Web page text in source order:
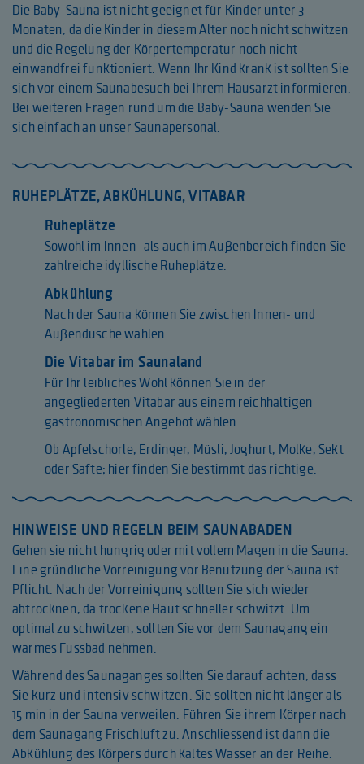
Die Baby-Sauna ist nicht geeignet für Kinder unter 3
Monaten, da die Kinder in diesem Alter noch nicht schwitzen
und die Regelung der Körpertemperatur noch nicht
einwandfrei funktioniert. Wenn Ihr Kind krank ist sollten Sie
sich vor einem Saunabesuch bei Ihrem Hausarzt informieren.
Bei weiteren Fragen rund um die Baby-Sauna wenden Sie
sich einfach an unser Saunapersonal.
RUHEPLÄTZE, ABKÜHLUNG, VITABAR
Ruheplätze
Sowohl im Innen- als auch im Außenbereich finden Sie
zahlreiche idyllische Ruheplätze.
Abkühlung
Nach der Sauna können Sie zwischen Innen- und
Außendusche wählen.
Die Vitabar im Saunaland
Für Ihr leibliches Wohl können Sie in der
angegliederten Vitabar aus einem reichhaltigen
gastronomischen Angebot wählen.
Ob Apfelschorle, Erdinger, Müsli, Joghurt, Molke, Sekt
oder Säfte; hier finden Sie bestimmt das richtige.
HINWEISE UND REGELN BEIM SAUNABADEN
Gehen sie nicht hungrig oder mit vollem Magen in die Sauna.
Eine gründliche Vorreinigung vor Benutzung der Sauna ist
Pflicht. Nach der Vorreinigung sollten Sie sich wieder
abtrocknen, da trockene Haut schneller schwitzt. Um
optimal zu schwitzen, sollten Sie vor dem Saunagang ein
warmes Fussbad nehmen.
Während des Saunaganges sollten Sie darauf achten, dass
Sie kurz und intensiv schwitzen. Sie sollten nicht länger als
15 min in der Sauna verweilen. Führen Sie ihrem Körper nach
dem Saunagang Frischluft zu. Anschliessend ist dann die
Abkühlung des Körpers durch kaltes Wasser an der Reihe.